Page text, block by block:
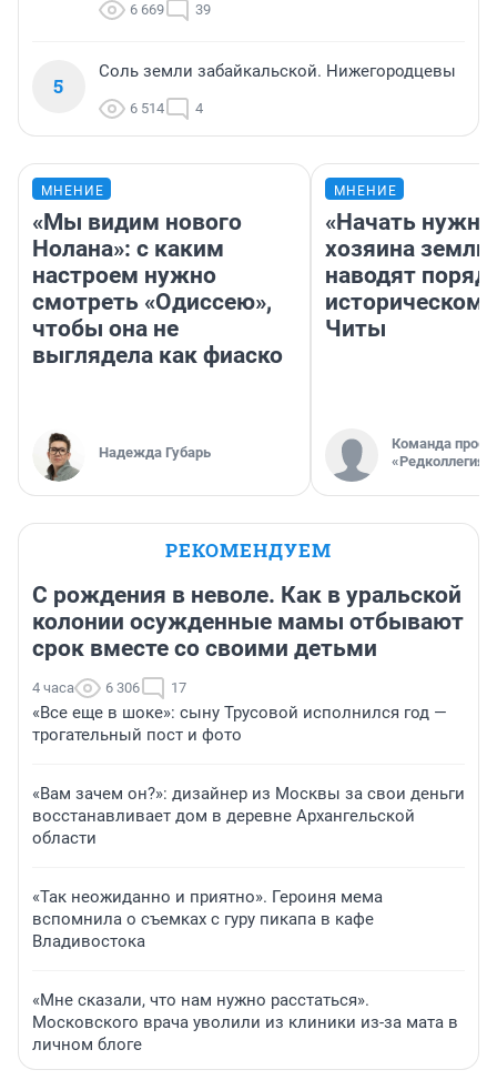
6 669 39
5
Соль земли забайкальской. Нижегородцевы
6 514 4
МНЕНИЕ
«Мы видим нового
Нолана»: с каким
настроем нужно
смотреть «Одиссею»,
чтобы она не
выглядела как фиаско
Надежда Губарь
МНЕНИЕ
«Начать нужно
хозяина
наводят
историческом
Читы
Команда
«Редколлегия»
РЕКОМЕНДУЕМ
С рождения в неволе. Как в уральской
колонии осужденные мамы отбывают
срок вместе со своими детьми
4 часа 6 306 17
«Все еще в шоке»: сыну Трусовой исполнился год —
трогательный пост и фото
«Вам зачем он?»: дизайнер из Москвы за свои деньги
восстанавливает дом в деревне Архангельской
области
«Так неожиданно и приятно». Героиня мема
вспомнила о съемках с гуру пикапа в кафе
Владивостока
«Мне сказали, что нам нужно расстаться».
Московского врача уволили из клиники из-за мата в
личном блоге